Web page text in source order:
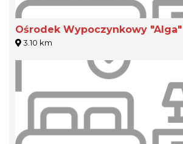
Ośrodek Wypoczynkowy "Alga"
3.10 km